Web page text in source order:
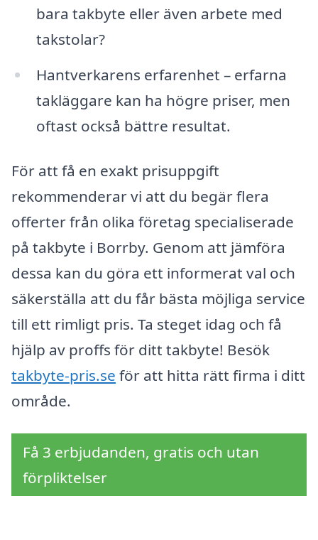
bara takbyte eller även arbete med
takstolar?
Hantverkarens erfarenhet – erfarna
takläggare kan ha högre priser, men
oftast också bättre resultat.
För att få en exakt prisuppgift
rekommenderar vi att du begär flera
offerter från olika företag specialiserade
på takbyte i Borrby. Genom att jämföra
dessa kan du göra ett informerat val och
säkerställa att du får bästa möjliga service
till ett rimligt pris. Ta steget idag och få
hjälp av proffs för ditt takbyte! Besök
takbyte-pris.se för att hitta rätt firma i ditt
område.
Få 3 erbjudanden, gratis och utan
förpliktelser